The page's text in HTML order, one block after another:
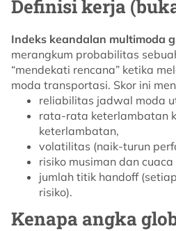
Definisi kerja
Indeks keandalan multimoda
merangkum probabilitas
“mendekati rencana” ketika
moda transportasi. Skor ini
reliabilitas jadwal moda
rata-rata keterlambatan
keterlambatan,
volatilitas (naik-turun
risiko musiman dan cuaca
jumlah titik handoff
risiko).
Kenapa angka